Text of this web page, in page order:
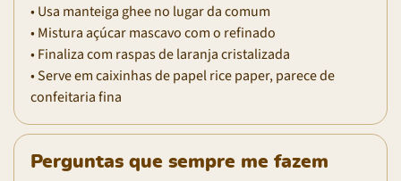
• Usa manteiga ghee no lugar da comum
• Mistura açúcar mascavo com o refinado
• Finaliza com raspas de laranja cristalizada
• Serve em caixinhas de papel rice paper, parece de
confeitaria fina
Perguntas que sempre me fazem